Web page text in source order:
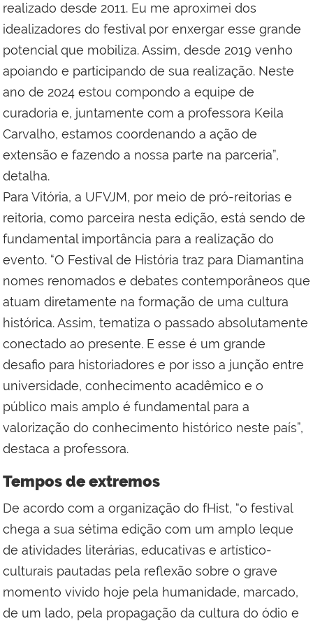
realizado desde 2011. Eu me aproximei dos
idealizadores do festival por enxergar esse grande
potencial que mobiliza. Assim, desde 2019 venho
apoiando e participando de sua realização. Neste
ano de 2024 estou compondo a equipe de
curadoria e, juntamente com a professora Keila
Carvalho, estamos coordenando a ação de
extensão e fazendo a nossa parte na parceria”,
detalha.
Para Vitória, a UFVJM, por meio de pró-reitorias e
reitoria, como parceira nesta edição, está sendo de
fundamental importância para a realização do
evento. “O Festival de História traz para Diamantina
nomes renomados e debates contemporâneos que
atuam diretamente na formação de uma cultura
histórica. Assim, tematiza o passado absolutamente
conectado ao presente. E esse é um grande
desafio para historiadores e por isso a junção entre
universidade, conhecimento acadêmico e o
público mais amplo é fundamental para a
valorização do conhecimento histórico neste país”,
destaca a professora.
Tempos de extremos
De acordo com a organização do fHist, “o festival
chega a sua sétima edição com um amplo leque
de atividades literárias, educativas e artístico-
culturais pautadas pela reflexão sobre o grave
momento vivido hoje pela humanidade, marcado,
de um lado, pela propagação da cultura do ódio e